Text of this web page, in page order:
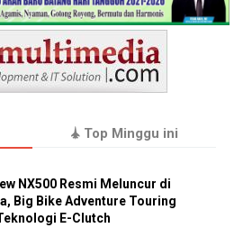
Top Minggu ini
NX500 Resmi Meluncur di
Big Bike Adventure Touring
E-Clutch